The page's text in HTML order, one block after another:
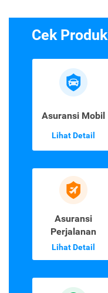
Cek
Asuransi Mobil
Lihat Detail
Asuransi
Perjalanan
Lihat Detail